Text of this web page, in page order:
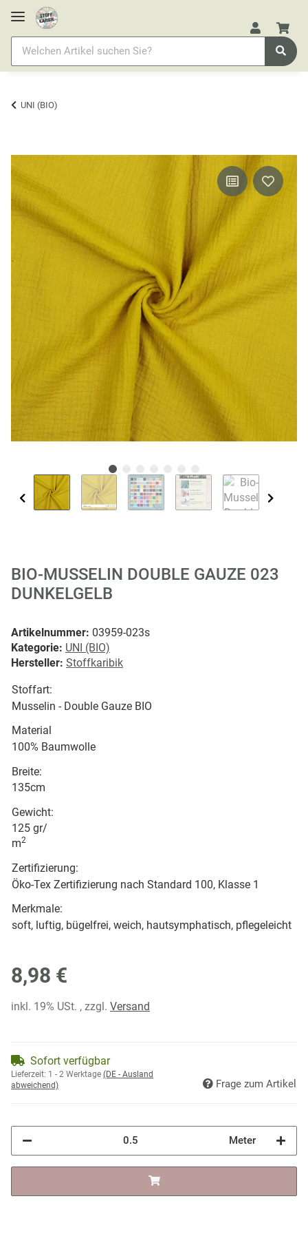
UNI (BIO)
BIO-MUSSELIN DOUBLE GAUZE 023
DUNKELGELB
Artikelnummer: 03959-023s
Kategorie: UNI (BIO)
Hersteller: Stoffkaribik
Stoffart:
Musselin - Double Gauze BIO
Material
100% Baumwolle
Breite:
135cm
Gewicht:
125 gr/
m2
Zertifizierung:
Öko-Tex Zertifizierung nach Standard 100, Klasse 1
Merkmale:
soft, luftig, bügelfrei, weich, hautsymphatisch, pflegeleicht
8,98 €
inkl. 19% USt. , zzgl. Versand
Sofort verfügbar
Lieferzeit: 1 - 2 Werktage (DE - Ausland
abweichend)
Frage zum Artikel
Meter